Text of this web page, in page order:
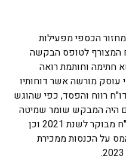
הכספי מפעילות
2022, בנוסח המצורף לטופס הבקשה
חתימה וחותמת רואה
מורשה אשר דוחותיו
רווח והפסד, כפי שהוגש
לשנת 2022. אם היה המבקש שומר שמיטה
בשנת 2021, יגיש בנוסף דו"ח מבוקר לשנת 2021 וכן
על הכנסות ממכירת